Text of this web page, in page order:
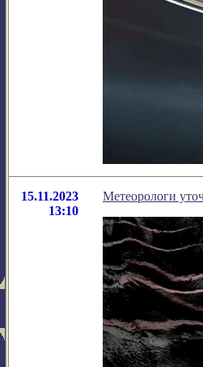
15.11.2023
13:10
Метеорологи